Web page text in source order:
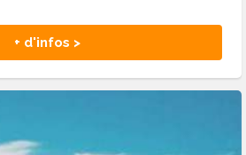
+ d'infos >